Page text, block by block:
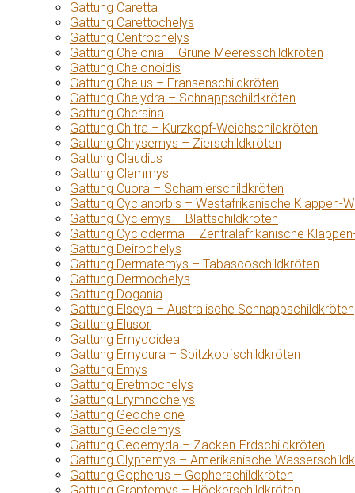
Gattung Caretta
Gattung Carettochelys
Gattung Centrochelys
Gattung Chelonia – Grüne Meeresschildkröten
Gattung Chelonoidis
Gattung Chelus – Fransenschildkröten
Gattung Chelydra – Schnappschildkröten
Gattung Chersina
Gattung Chitra – Kurzkopf-Weichschildkröten
Gattung Chrysemys – Zierschildkröten
Gattung Claudius
Gattung Clemmys
Gattung Cuora – Scharnierschildkröten
Gattung Cyclanorbis – Westafrikanische Klappen-
Gattung Cyclemys – Blattschildkröten
Gattung Cycloderma – Zentralafrikanische
Gattung Deirochelys
Gattung Dermatemys – Tabascoschildkröten
Gattung Dermochelys
Gattung Dogania
Gattung Elseya – Australische Schnappschildkröten
Gattung Elusor
Gattung Emydoidea
Gattung Emydura – Spitzkopfschildkröten
Gattung Emys
Gattung Eretmochelys
Gattung Erymnochelys
Gattung Geochelone
Gattung Geoclemys
Gattung Geoemyda – Zacken-Erdschildkröten
Gattung Glyptemys – Amerikanische
Gattung Gopherus – Gopherschildkröten